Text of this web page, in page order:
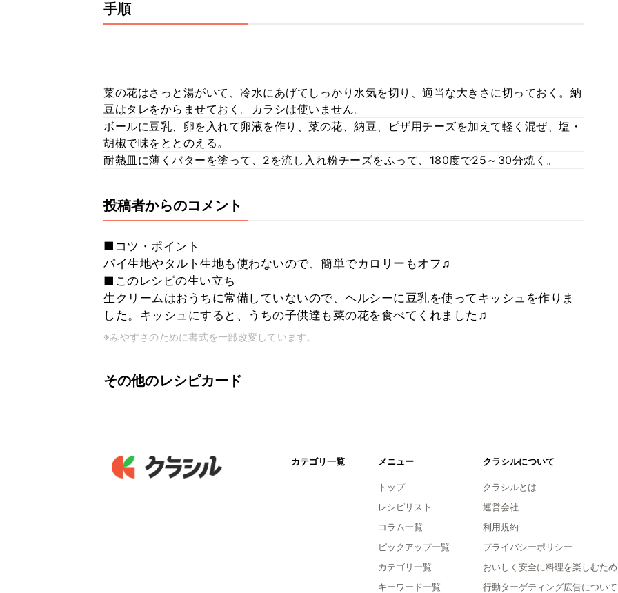
手順
菜の花はさっと湯がいて、冷水にあげてしっかり水気を切り、適当な大きさに切っておく。納
豆はタレをからませておく。カラシは使いません。
ボールに豆乳、卵を入れて卵液を作り、菜の花、納豆、ピザ用チーズを加えて軽く混ぜ、塩・
胡椒で味をととのえる。
耐熱皿に薄くバターを塗って、2を流し入れ粉チーズをふって、180度で25～30分焼く。
投稿者からのコメント
■コツ・ポイント
パイ生地やタルト生地も使わないので、簡単でカロリーもオフ♫
■このレシピの生い立ち
生クリームはおうちに常備していないので、ヘルシーに豆乳を使ってキッシュを作りま
した。キッシュにすると、うちの子供達も菜の花を食べてくれました♫
※みやすさのために書式を一部改変しています。
その他のレシピカード
カテゴリ一覧 メニュー
トップ
レシピリスト
コラム一覧
ピックアップ一覧
カテゴリ一覧
キーワード一覧
クラシルについて
クラシルとは
運営会社
利用規約
プライバシーポリシー
おいしく安全に料理を楽しむため
行動ターゲティング広告について